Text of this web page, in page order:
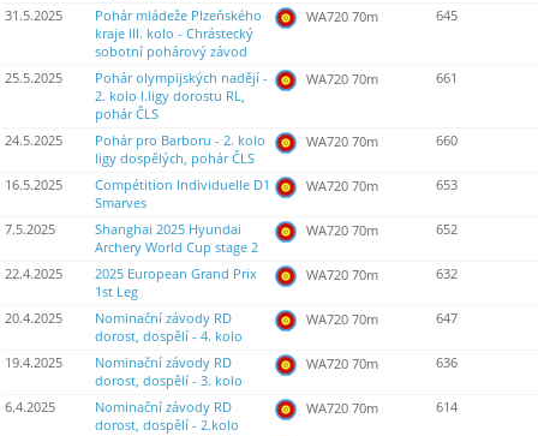
31.5.2025
Pohár mládeže Plzeňského
kraje III. kolo - Chrástecký
sobotní pohárový závod
WA720 70m 645
25.5.2025
Pohár olympijských nadějí -
2. kolo I.ligy dorostu RL,
pohár ČLS
WA720 70m 661
24.5.2025
Pohár pro Barboru - 2. kolo
ligy dospělých, pohár ČLS
WA720 70m 660
16.5.2025
Compétition Individuelle D1
Smarves
WA720 70m 653
7.5.2025
Shanghai 2025 Hyundai
Archery World Cup stage 2
WA720 70m 652
22.4.2025
2025 European Grand Prix
1st Leg
WA720 70m 632
20.4.2025
Nominační závody RD
dorost, dospělí - 4. kolo
WA720 70m 647
19.4.2025
Nominační závody RD
dorost, dospělí - 3. kolo
WA720 70m 636
6.4.2025
Nominační závody RD
dorost, dospělí - 2.kolo
WA720 70m 614